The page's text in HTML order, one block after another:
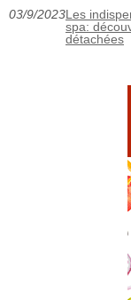
03/9/2023Les
spa:
détachées